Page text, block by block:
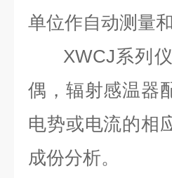
单位作自动测量
XWCJ系列仪
偶，辐射感温器
电势或电流的相
成份分析。